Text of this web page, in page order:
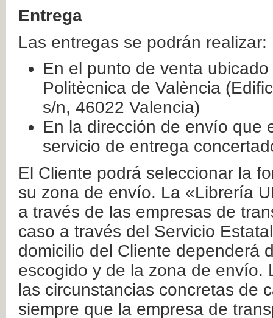
Entrega
Las entregas se podrán realizar:
En el punto de venta
Politècnica de València
s/n, 46022 Valencia)
En la dirección de envío que
servicio de entrega
El Cliente podrá seleccionar la
su zona de envío. La «Librería
a través de las empresas de
caso a través del Servicio
domicilio del Cliente dependerá
escogido y de la zona de envío.
las circunstancias concretas de
siempre que la empresa de